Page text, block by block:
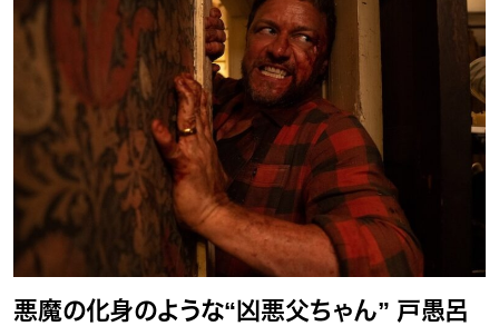
悪魔の化身のような“凶悪父ちゃん” 戸愚呂